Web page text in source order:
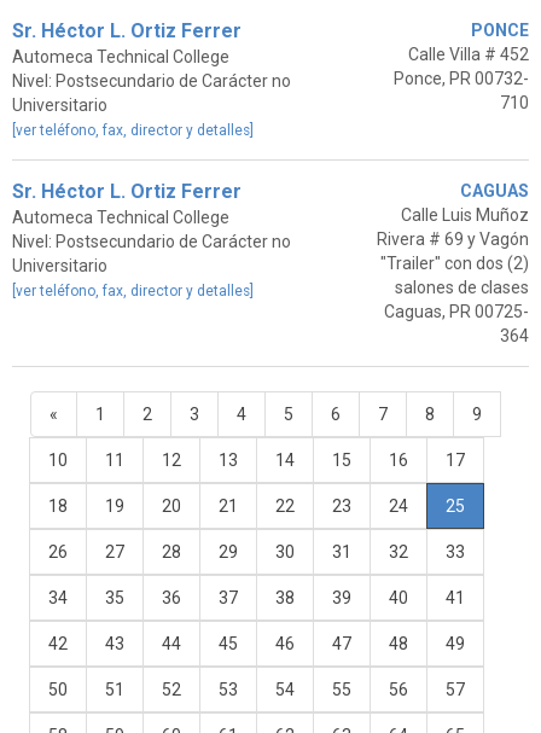
Sr. Héctor L. Ortiz Ferrer
Automeca Technical College
Nivel: Postsecundario de Carácter no
Universitario
[ver teléfono, fax, director y detalles]
PONCE
Calle Villa # 452
Ponce, PR 00732-
710
Sr. Héctor L. Ortiz Ferrer
Automeca Technical College
Nivel: Postsecundario de Carácter no
Universitario
[ver teléfono, fax, director y detalles]
CAGUAS
Calle Luis Muñoz
Rivera # 69 y Vagón
"Trailer" con dos (2)
salones de clases
Caguas, PR 00725-
364
« 1 2 3 4 5 6 7 8 9
10 11 12 13 14 15 16 17
18 19 20 21 22 23 24 25
26 27 28 29 30 31 32 33
34 35 36 37 38 39 40 41
42 43 44 45 46 47 48 49
50 51 52 53 54 55 56 57